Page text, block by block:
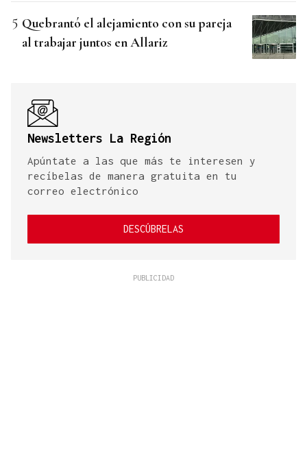
Quebrantó el alejamiento con su pareja
al trabajar juntos en Allariz
Newsletters La Región
Apúntate a las que más te interesen y
recíbelas de manera gratuita en tu
correo electrónico
DESCÚBRELAS